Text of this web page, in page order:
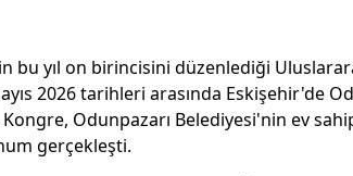
bu yıl on birincisini düzenlediği
2026 tarihleri arasında Eskişehir'de
Odunpazarı Belediyesi'nin ev
gerçekleşti.